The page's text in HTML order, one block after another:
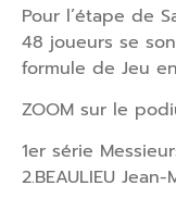
Pour l’étape de
48 joueurs se
formule de Jeu
ZOOM sur le
1er série
2.BEAULIEU